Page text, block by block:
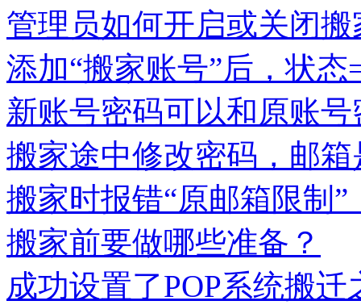
管理员如何开启或关闭搬
添加“搬家账号”后，状
新账号密码可以和原账
搬家途中修改密码，邮
搬家时报错“原邮箱限制
搬家前要做哪些准备？
成功设置了POP系统搬